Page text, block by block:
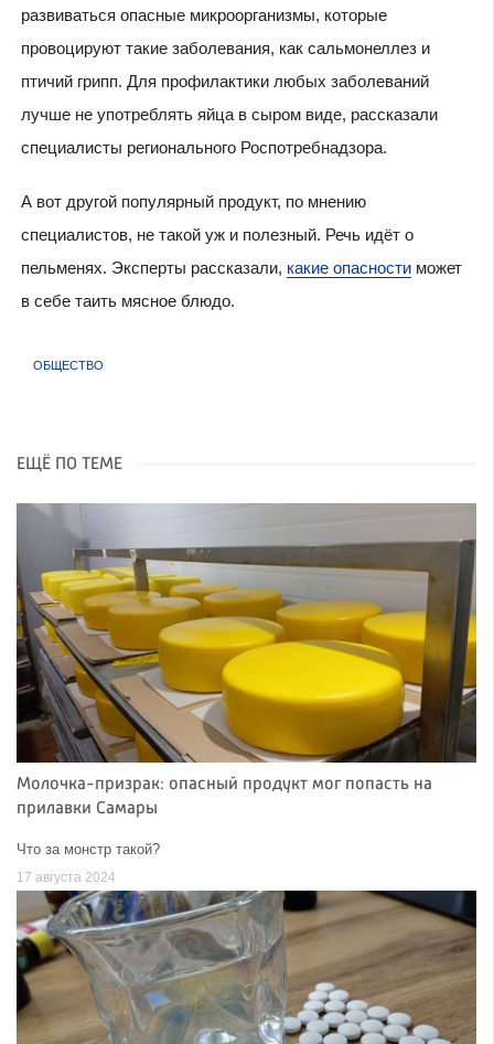
развиваться опасные микроорганизмы, которые
провоцируют такие заболевания, как сальмонеллез и
птичий грипп. Для профилактики любых заболеваний
лучше не употреблять яйца в сыром виде, рассказали
специалисты регионального Роспотребнадзора.
А вот другой популярный продукт, по мнению
специалистов, не такой уж и полезный. Речь идёт о
пельменях. Эксперты рассказали, какие опасностиможет
в себе таить мясное блюдо.
ОБЩЕСТВО
ЕЩЁ ПО ТЕМЕ
Молочка-призрак: опасный продукт мог попасть на
прилавки Самары
Что за монстр такой?
17 августа 2024